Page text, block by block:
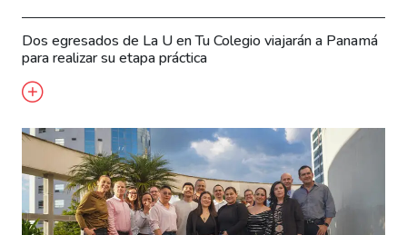
Dos egresados de La U en Tu Colegio viajarán a Panamá
para realizar su etapa práctica